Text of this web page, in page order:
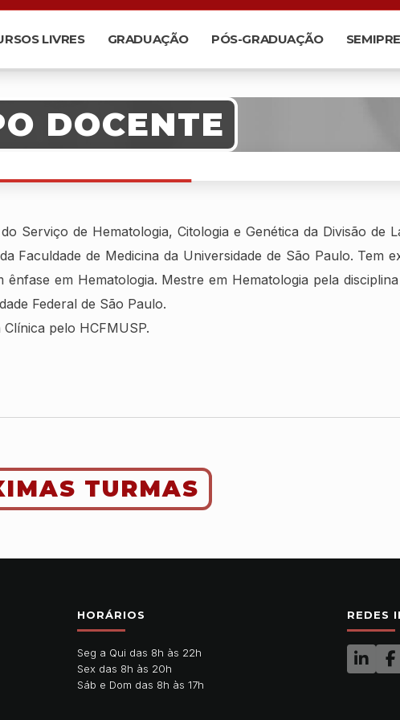
LIVRES GRADUAÇÃO PÓS-GRADUAÇÃO
DOCENTE
Serviço de Hematologia, Citologia e Genética da Divisão de
Faculdade de Medicina da Universidade de São Paulo. Tem
ênfase em Hematologia. Mestre em Hematologia pela
Federal de São Paulo.
pelo HCFMUSP.
TURMAS
HORÁRIOS
Seg a Qui das 8h às 22h
Sex das 8h às 20h
Sáb e Dom das 8h às 17h
REDES